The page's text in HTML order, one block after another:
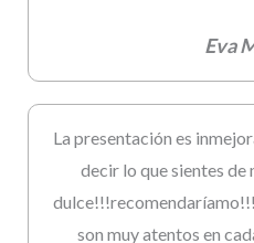
Eva
La presentación es
decir lo que sientes de
son muy atentos en